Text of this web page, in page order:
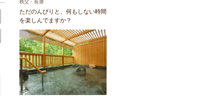
秩父・長瀞
ただのんびりと、何もしない時間
を楽しんでますか？